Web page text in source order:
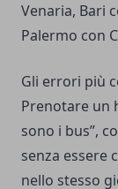
Venaria, Bari
Palermo con
Gli errori più
Prenotare un
sono i bus”,
senza essere
nello stesso